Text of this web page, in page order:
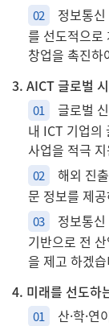
02
정보통
를 선도적으로
창업을 촉진하
3. AICT 글로벌
01
글로벌
내 ICT 기업의
사업을 적극
02
해외 진
문 정보를 제
03
정보통
기반으로 전
을 제고 하겠
4. 미래를 선도하
01
산·학·